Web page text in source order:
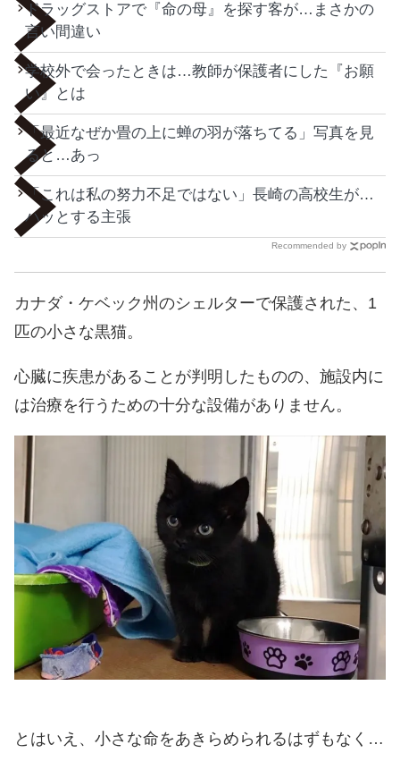
ドラッグストアで『命の母』を探す客が…まさかの
言い間違い
学校外で会ったときは…教師が保護者にした『お願
い』とは
「最近なぜか畳の上に蝉の羽が落ちてる」写真を見
ると…あっ
「これは私の努力不足ではない」長崎の高校生が…
ハッとする主張
Recommended by
カナダ・ケベック州のシェルターで保護された、1
匹の小さな黒猫。
心臓に疾患があることが判明したものの、施設内に
は治療を行うための十分な設備がありません。
とはいえ、小さな命をあきらめられるはずもなく…